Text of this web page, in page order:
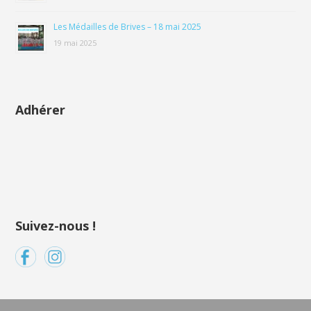
Les Médailles de Brives – 18 mai 2025
19 mai 2025
Adhérer
Suivez-nous !